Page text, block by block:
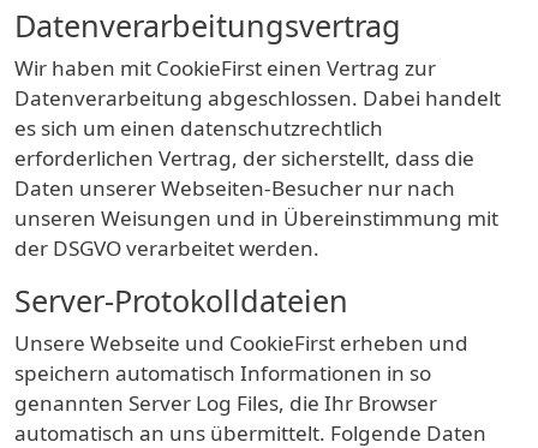
Datenverarbeitungsvertrag
Wir haben mit CookieFirst einen Vertrag zur
Datenverarbeitung abgeschlossen. Dabei handelt
es sich um einen datenschutzrechtlich
erforderlichen Vertrag, der sicherstellt, dass die
Daten unserer Webseiten-Besucher nur nach
unseren Weisungen und in Übereinstimmung mit
der DSGVO verarbeitet werden.
Server-Protokolldateien
Unsere Webseite und CookieFirst erheben und
speichern automatisch Informationen in so
genannten Server Log Files, die Ihr Browser
automatisch an uns übermittelt. Folgende Daten